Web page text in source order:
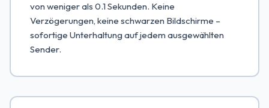
von weniger als 0.1 Sekunden. Keine
Verzögerungen, keine schwarzen Bildschirme –
sofortige Unterhaltung auf jedem ausgewählten
Sender.